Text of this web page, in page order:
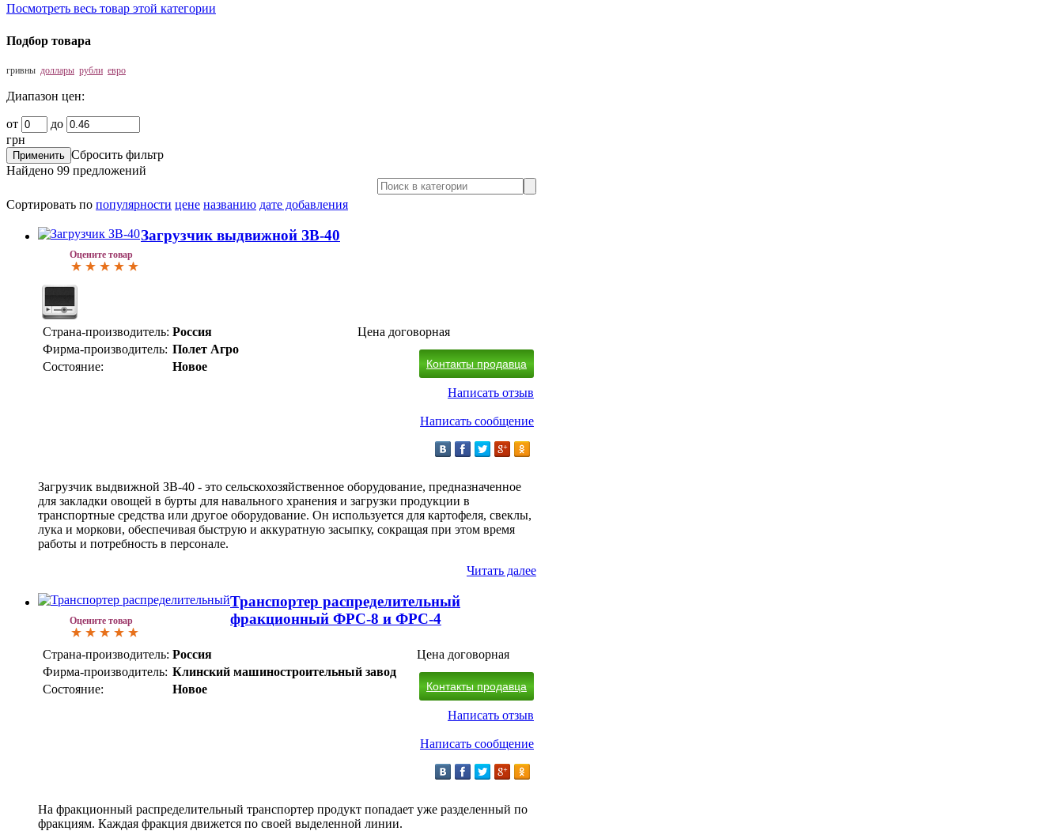
Посмотреть весь товар этой категории
Подбор товара
гривны доллары рубли евро
Диапазон цен:
от
до
грн
Сбросить фильтр
Найдено 99 предложений
Сортировать по популярности цене названию дате добавления
Оцените товар
Загрузчик выдвижной ЗВ-40
Страна-производитель: Россия
Фирма-производитель: Полет Агро
Состояние:
Новое
Цена договорная
Контакты продавца
Написать отзыв
Написать сообщение
Загрузчик выдвижной ЗВ-40 - это сельскохозяйственное оборудование, предназначенное
для закладки овощей в бурты для навального хранения и загрузки продукции в
транспортные средства или другое оборудование. Он используется для картофеля, свеклы,
лука и моркови, обеспечивая быструю и аккуратную засыпку, сокращая при этом время
работы и потребность в персонале.
Читать далее
Оцените товар
Транспортер распределительный
фракционный ФРС-8 и ФРС-4
Страна-производитель: Россия
Фирма-производитель: Клинский машиностроительный завод
Состояние:
Новое
Цена договорная
Контакты продавца
Написать отзыв
Написать сообщение
На фракционный распределительный транспортер продукт попадает уже разделенный по
фракциям. Каждая фракция движется по своей выделенной линии.